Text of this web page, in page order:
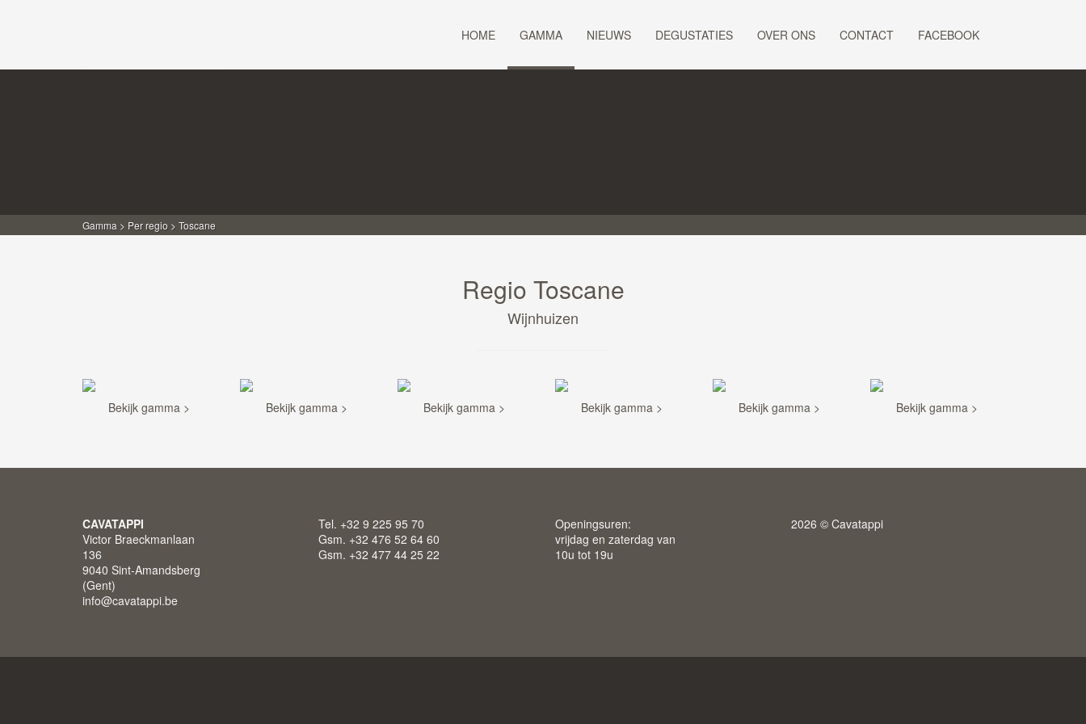
HOME GAMMA NIEUWS DEGUSTATIES OVER ONS CONTACT FACEBOOK
Gamma > Per regio > Toscane
Regio Toscane
Wijnhuizen
Bekijk gamma > Bekijk gamma > Bekijk gamma > Bekijk gamma > Bekijk gamma > Bekijk gamma >
CAVATAPPI
Victor Braeckmanlaan
136
9040 Sint-Amandsberg
(Gent)
info@cavatappi.be
Tel. +32 9 225 95 70
Gsm. +32 476 52 64 60
Gsm. +32 477 44 25 22
Openingsuren:
vrijdag en zaterdag van
10u tot 19u
2026 © Cavatappi